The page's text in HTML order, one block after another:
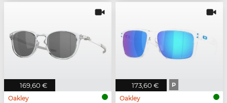
169,60 €
Oakley
173,60 € P
Oakley